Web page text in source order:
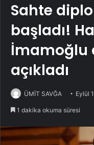
Sahte
başladı!
İmamoğlu
açıkladı
ÜMİT SAVĞA Eylül
1 dakika okuma süresi